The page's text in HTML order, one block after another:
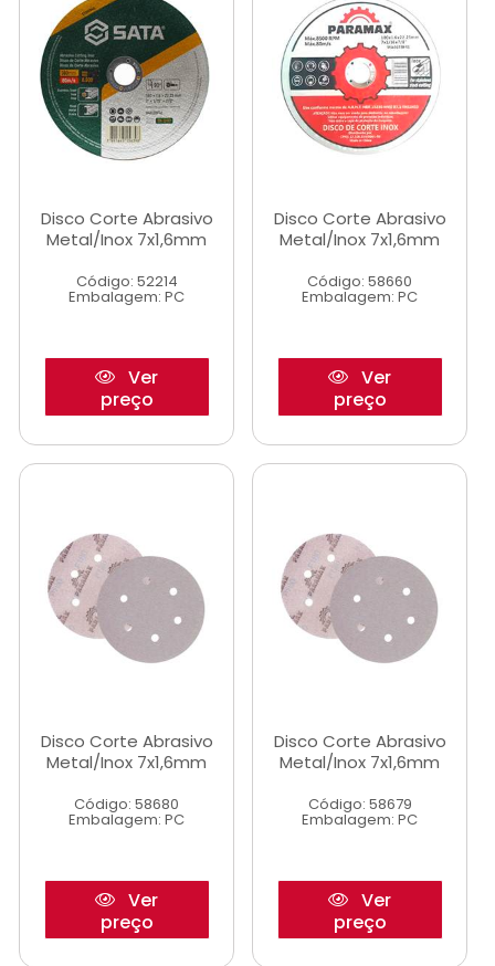
Disco Corte Abrasivo
Metal/Inox 7x1,6mm
Código: 52214
Embalagem: PC
Ver
preço
Disco Corte Abrasivo
Metal/Inox 7x1,6mm
Código: 58660
Embalagem: PC
Ver
preço
Disco Corte Abrasivo
Metal/Inox 7x1,6mm
Código: 58680
Embalagem: PC
Ver
preço
Disco Corte Abrasivo
Metal/Inox 7x1,6mm
Código: 58679
Embalagem: PC
Ver
preço